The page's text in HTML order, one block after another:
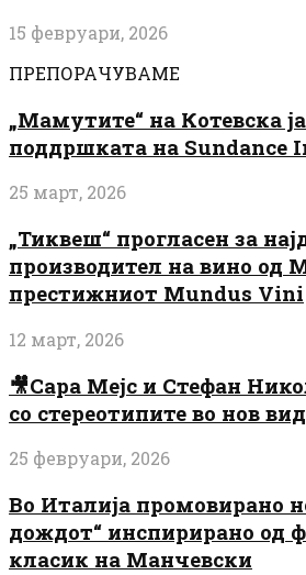
15 февруари, 2026
ПРЕПОРАЧУВАМЕ
„Мамутите“ на Котевска
поддршката на Sundance
25 март, 2026
„Тиквеш“ прогласен за
производител на вино од
престижниот Mundus Vini
12 март, 2026
🎥Сара Мејс и Стефан
со стереотипите во нов
25 февруари, 2026
Во Италија промовирано
дождот“ инспирирано од
класик на Манчевски